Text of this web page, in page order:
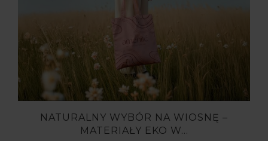
NATURALNY WYBÓR NA WIOSNĘ –
MATERIAŁY EKO W...